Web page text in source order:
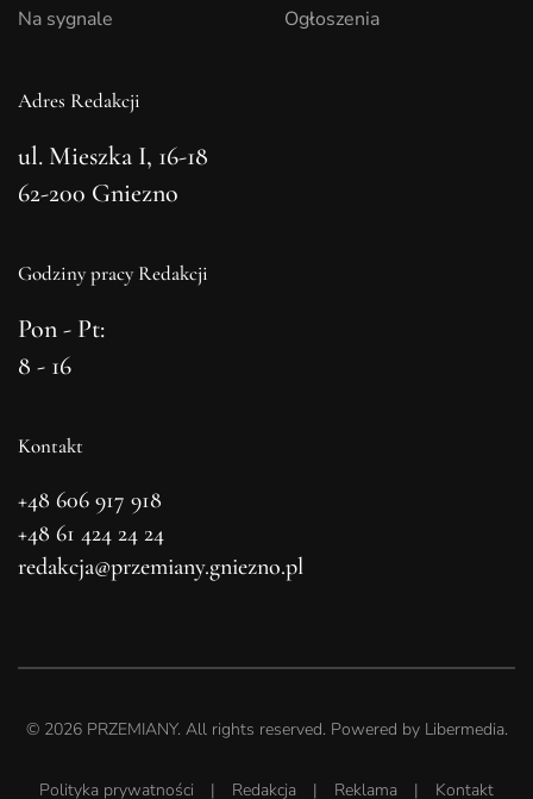
Na sygnale
Ogłoszenia
Adres Redakcji
ul. Mieszka I, 16-18
62-200 Gniezno
Godziny pracy Redakcji
Pon - Pt:
8 - 16
Kontakt
+48 606 917 918
+48 61 424 24 24
redakcja@przemiany.gniezno.pl
© 2026PRZEMIANY. All rights reserved. Powered by Libermedia.
Polityka prywatności | Redakcja | Reklama | Kontakt